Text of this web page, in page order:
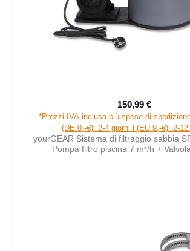
Prezzo di
150,99 €
*Prezzi IVA inclusa più spese di
(DE 0,-€): 2-4 giorni | (EU 9,-€): 2-12
yourGEAR Sistema di filtraggio sabbia
Pompa filtro piscina 7 m³/h +